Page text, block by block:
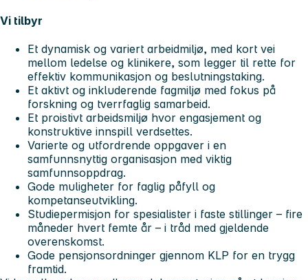
Vi tilbyr
Et dynamisk og variert arbeidmiljø, med kort vei
mellom ledelse og klinikere, som legger til rette for
effektiv kommunikasjon og beslutningstaking.
Et aktivt og inkluderende fagmiljø med fokus på
forskning og tverrfaglig samarbeid.
Et proistivt arbeidsmiljø hvor engasjement og
konstruktive innspill verdsettes.
Varierte og utfordrende oppgaver i en
samfunnsnyttig organisasjon med viktig
samfunnsoppdrag.
Gode muligheter for faglig påfyll og
kompetanseutvikling.
Studiepermisjon for spesialister i faste stillinger – fire
måneder hvert femte år – i tråd med gjeldende
overenskomst.
Gode pensjonsordninger gjennom KLP for en trygg
framtid.